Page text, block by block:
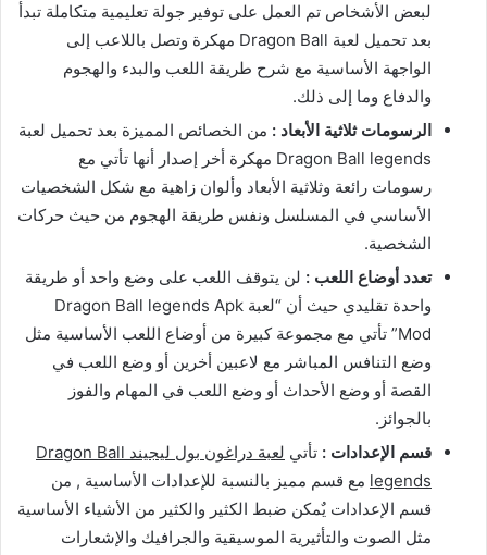
لبعض الأشخاص تم العمل على توفير جولة تعليمية متكاملة تبدأ
بعد تحميل لعبة Dragon Ball مهكرة وتصل باللاعب إلى
الواجهة الأساسية مع شرح طريقة اللعب والبدء والهجوم
والدفاع وما إلى ذلك.
الرسومات ثلاثية الأبعاد : من الخصائص المميزة بعد تحميل لعبة
Dragon Ball legends مهكرة أخر إصدار أنها تأتي مع
رسومات رائعة وثلاثية الأبعاد وألوان زاهية مع شكل الشخصيات
الأساسي في المسلسل ونفس طريقة الهجوم من حيث حركات
الشخصية.
تعدد أوضاع اللعب : لن يتوقف اللعب على وضع واحد أو طريقة
واحدة تقليدي حيث أن “لعبة Dragon Ball legends Apk
Mod” تأتي مع مجموعة كبيرة من أوضاع اللعب الأساسية مثل
وضع التنافس المباشر مع لاعبين أخرين أو وضع اللعب في
القصة أو وضع الأحداث أو وضع اللعب في المهام والفوز
بالجوائز.
قسم الإعدادات : تأتي
لعبة دراغون بول ليجيند Dragon Ball
legends مع قسم مميز بالنسبة للإعدادات الأساسية , من
قسم الإعدادات يٌمكن ضبط الكثير والكثير من الأشياء الأساسية
مثل الصوت والتأثيرية الموسيقية والجرافيك والإشعارات